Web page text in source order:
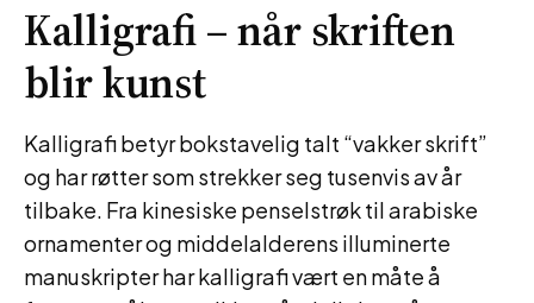
Kalligrafi – når skriften
blir kunst
Kalligrafi betyr bokstavelig talt “vakker skrift”
og har røtter som strekker seg tusenvis av år
tilbake. Fra kinesiske penselstrøk til arabiske
ornamenter og middelalderens illuminerte
manuskripter har kalligrafi vært en måte å